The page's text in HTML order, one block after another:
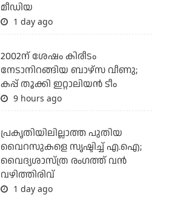
മീഡിയ
1 day ago
2002ന് ശേഷം കിരീടം
നേടാനിറങ്ങിയ ബാഴ്സ വീണു;
കപ്പ് തൂക്കി ഇറ്റാലിയൻ ടീം
9 hours ago
പ്രകൃതിയിലില്ലാത്ത പുതിയ
വൈറസുകളെ സൃഷ്ടിച്ച് എ.ഐ;
വൈദ്യശാസ്ത്ര രംഗത്ത് വന്‍
വഴിത്തിരിവ്
1 day ago